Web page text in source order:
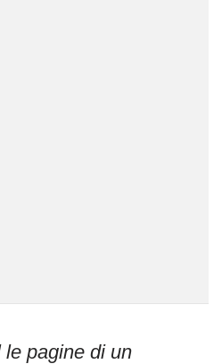
pagine di un